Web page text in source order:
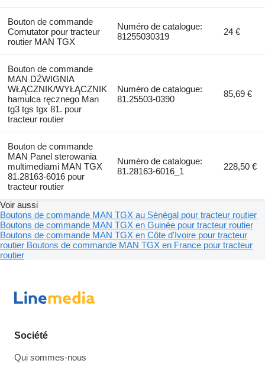
Bouton de commande
Comutator pour tracteur
routier MAN TGX
Numéro de catalogue:
81255030319
24 €
Bouton de commande
MAN DŹWIGNIA
WŁĄCZNIK/WYŁĄCZNIK
hamulca ręcznego Man
tg3 tgs tgx 81. pour
tracteur routier
Numéro de catalogue:
81.25503-0390
85,69 €
Bouton de commande
MAN Panel sterowania
multimediami MAN TGX
81.28163-6016 pour
tracteur routier
Numéro de catalogue:
81.28163-6016_1
228,50 €
Voir aussi
Boutons de commande MAN TGX au Sénégal pour tracteur routier
Boutons de commande MAN TGX en Guinée pour tracteur routier
Boutons de commande MAN TGX en Côte d'Ivoire pour tracteur
routier Boutons de commande MAN TGX en France pour tracteur
routier
Société
Qui sommes-nous